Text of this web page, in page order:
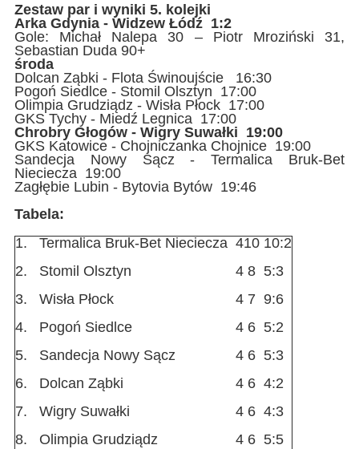
Zestaw par i wyniki 5. kolejki
Arka Gdynia - Widzew Łódź 1:2
Gole: Michał Nalepa 30 – Piotr Mroziński 31,
Sebastian Duda 90+
środa
Dolcan Ząbki - Flota Świnoujście 16:30
Pogoń Siedlce - Stomil Olsztyn 17:00
Olimpia Grudziądz - Wisła Płock 17:00
GKS Tychy - Miedź Legnica 17:00
Chrobry Głogów - Wigry Suwałki 19:00
GKS Katowice - Chojniczanka Chojnice 19:00
Sandecja Nowy Sącz - Termalica Bruk-Bet
Nieciecza 19:00
Zagłębie Lubin - Bytovia Bytów 19:46
Tabela:
1.
Termalica Bruk-Bet Nieciecza 41010:2
2.
Stomil Olsztyn 48 5:3
3.
Wisła Płock 47 9:6
4.
Pogoń Siedlce 46 5:2
5.
Sandecja Nowy Sącz 46 5:3
6.
Dolcan Ząbki 46 4:2
7.
Wigry Suwałki 46 4:3
8.
Olimpia Grudziądz 46 5:5